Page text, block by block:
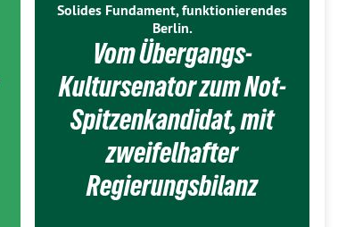
Solides Fundament, funktionierendes
Berlin.
Vom Übergangs-
Kultursenator zum Not-
Spitzenkandidat, mit
zweifelhafter
Regierungsbilanz